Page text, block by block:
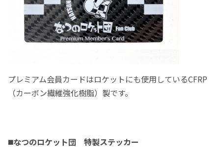
プレミアム会員カードはロケットにも使用しているCFRP
（カーボン繊維強化樹脂）製です。
◼️なつのロケット団 特製ステッカー